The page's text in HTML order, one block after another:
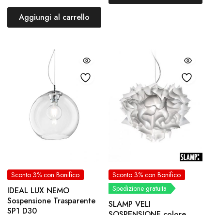
Aggiungi al carrello
Sconto 3% con Bonifico
IDEAL LUX NEMO
Sospensione Trasparente
SP1 D30
Sconto 3% con Bonifico
Spedizione gratuita
SLAMP VELI